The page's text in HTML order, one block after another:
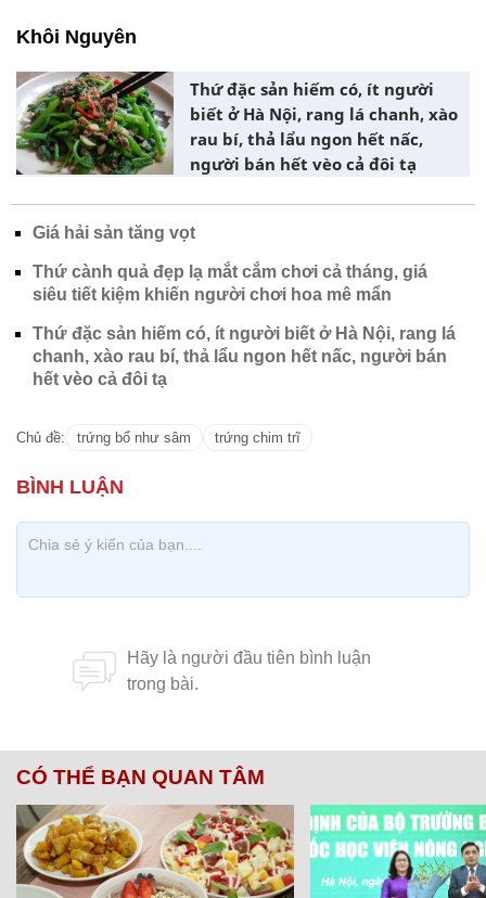
Khôi Nguyên
Thứ đặc sản hiếm có, ít người
biết ở Hà Nội, rang lá chanh, xào
rau bí, thả lẩu ngon hết nấc,
người bán hết vèo cả đôi tạ
Giá hải sản tăng vọt
Thứ cành quả đẹp lạ mắt cắm chơi cả tháng, giá
siêu tiết kiệm khiến người chơi hoa mê mẩn
Thứ đặc sản hiếm có, ít người biết ở Hà Nội, rang lá
chanh, xào rau bí, thả lẩu ngon hết nấc, người bán
hết vèo cả đôi tạ
Chủ đề: trứng bổ như sâm trứng chim trĩ
CÓ THỂ BẠN QUAN TÂM